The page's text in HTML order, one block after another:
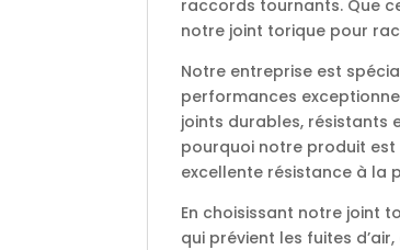
raccords tournants. Que
notre joint torique pour
Notre entreprise est
performances
joints durables, résistants
pourquoi notre produit
excellente résistance à la
En choisissant notre joint
qui prévient les fuites